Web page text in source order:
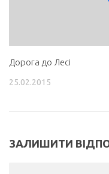
Дорога до Лесі
25.02.2015
ЗАЛИШИТИ